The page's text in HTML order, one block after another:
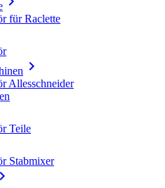
für Raclette

Allesschneider
Teile
Stabmixer